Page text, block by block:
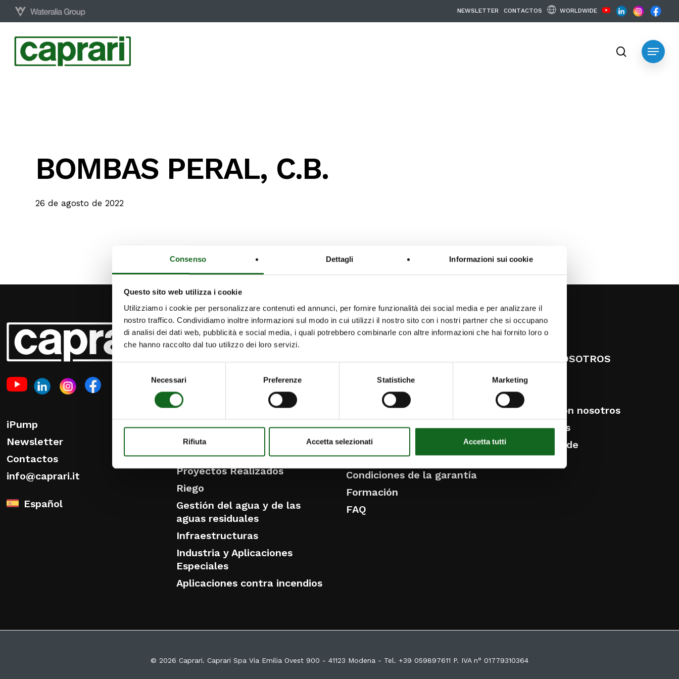
Consenso Dettagli Informazioni sui cookie
Questo sito web utilizza i cookie
Utilizziamo i cookie per personalizzare contenuti ed annunci, per fornire funzionalità dei social media e per analizzare il
nostro traffico. Condividiamo inoltre informazioni sul modo in cui utilizzi il nostro sito con i nostri partner che si occupano
di analisi dei dati web, pubblicità e social media, i quali potrebbero combinarle con altre informazioni che hai fornito loro o
che hanno raccolto dal tuo utilizzo dei loro servizi.
Necessari Preferenze Statistiche Marketing
Rifiuta Accetta selezionati Accetta tutti
Skip
content
NEWSLETTER CONTACTOS WORLDWIDE
Menu
search
BOMBAS PERAL, C.B.
26 de agosto de 2022
iPump
Newsletter
Contactos
info@caprari.it
Español
PRODUCTOS
Bombas y motores sumergidos
Bombas de superficie
Bombas y sistemas para aguas
residuales
Sistemas de control y
monitorización
SOLUCIONES
Proyectos Realizados
Riego
Gestión del agua y de las
aguas residuales
Infraestructuras
Industria y Aplicaciones
Especiales
Aplicaciones contra incendios
INNOVACIÓN
DISTRIBUCIÓN Y SERVICIOS
Distribución y servicios
Servicio de preventa
Repuestos originales
iPump
Condiciones generales de
venta
Condiciones de la garantía
Formación
FAQ
ESG
SOBRE NOSOTROS
Historia
El Grupo
Trabaja con nosotros
Novedades
Ethical Code
© 2026 Caprari. Caprari Spa Via Emilia Ovest 900 - 41123 Modena - Tel. +39 059897611 P. IVA n° 01779310364